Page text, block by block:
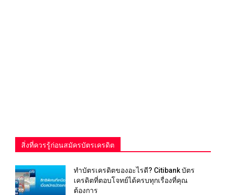
สิ่งที่ควรรู้ก่อนสมัครบัตรเครดิต
ทำบัตรเครดิตของอะไรดี? Citibank บัตร
เครดิตที่ตอบโจทย์ได้ครบทุกเรื่องที่คุณ
ต้องการ